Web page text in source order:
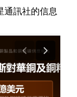
通訊社的信息